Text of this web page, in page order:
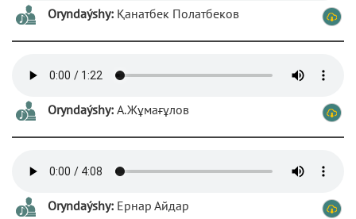
Oryndaýshy: Қанатбек Полатбеков
Oryndaýshy: А.Жұмағұлов
Oryndaýshy: Ернар Айдар